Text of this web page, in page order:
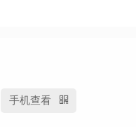
手机查看